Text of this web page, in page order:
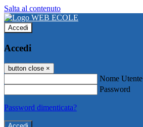
Salta al contenuto
Accedi
Accedi
button close ×
Nome Utente
Password
Password dimenticata?